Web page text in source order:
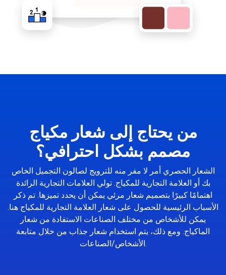
من يحتاج إلى شعار مكياج
مصمم بشكل احترافي؟
الشعار الحصري أمر لا مفر منه للترويج لصالون التجميل الخاص
بك أو العلامة التجارية للمكياج. تولي العلامات التجارية الرائدة
اهتمامًا كبيرًا بتصميم شعار مرئي يمكن أن يحدد تميزها. تم ذكر
الأسباب الرئيسية للحصول على شعار العلامة التجارية للمكياج هنا.
يمكن للأشخاص من مختلف الصناعات الاستفادة من شعار
الماكياج. ومع ذلك، يتم استخدام شعار جذاب من خلال متابعة
الأشخاص/الصناعات.